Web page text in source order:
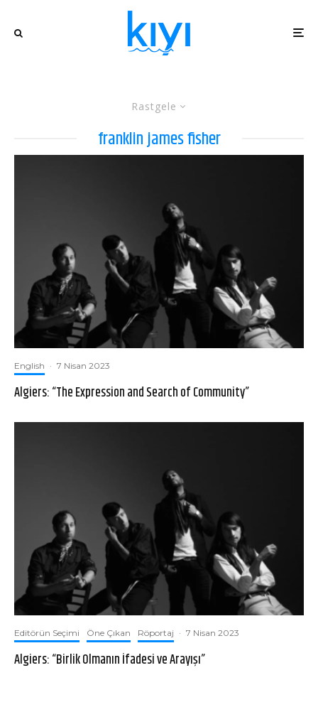
Rastgele
franklin james fisher
English · 7 Nisan 2023
Algiers: “The Expression and Search of Community”
Editörün Seçimi Öne Çıkan Röportaj · 7 Nisan 2023
Algiers: “Birlik Olmanın İfadesi ve Arayışı”